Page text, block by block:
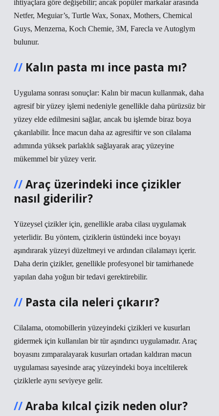
ihtiyaçlara göre değişebilir; ancak popüler markalar arasında
Netfer, Meguiar’s, Turtle Wax, Sonax, Mothers, Chemical
Guys, Menzerna, Koch Chemie, 3M, Farecla ve Autoglym
bulunur.
Kalın pasta mı ince pasta mı?
Uygulama sonrası sonuçlar: Kalın bir macun kullanmak, daha
agresif bir yüzey işlemi nedeniyle genellikle daha pürüzsüz bir
yüzey elde edilmesini sağlar, ancak bu işlemde biraz boya
çıkarılabilir. İnce macun daha az agresiftir ve son cilalama
adımında yüksek parlaklık sağlayarak araç yüzeyine
mükemmel bir yüzey verir.
Araç üzerindeki ince çizikler
nasıl giderilir?
Yüzeysel çizikler için, genellikle araba cilası uygulamak
yeterlidir. Bu yöntem, çiziklerin üstündeki ince boyayı
aşındırarak yüzeyi düzeltmeyi ve ardından cilalamayı içerir.
Daha derin çizikler, genellikle profesyonel bir tamirhanede
yapılan daha yoğun bir tedavi gerektirebilir.
Pasta cila neleri çıkarır?
Cilalama, otomobillerin yüzeyindeki çizikleri ve kusurları
gidermek için kullanılan bir tür aşındırıcı uygulamadır. Araç
boyasını zımparalayarak kusurları ortadan kaldıran macun
uygulaması sayesinde araç yüzeyindeki boya inceltilerek
çiziklerle aynı seviyeye gelir.
Araba kılcal çizik neden olur?